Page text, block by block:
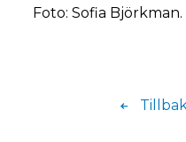
Foto: Sofia Björkman.